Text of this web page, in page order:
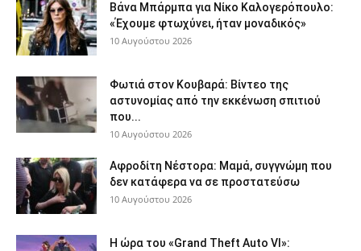
Βάνα Μπάρμπα για Νίκο Καλογερόπουλο:
«Έχουμε φτωχύνει, ήταν μοναδικός»
10 Αυγούστου 2026
Φωτιά στον Κουβαρά: Βίντεο της
αστυνομίας από την εκκένωση σπιτιού
που...
10 Αυγούστου 2026
Αφροδίτη Νέστορα: Μαμά, συγγνώμη που
δεν κατάφερα να σε προστατεύσω
10 Αυγούστου 2026
Η ώρα του «Grand Theft Auto VI»: